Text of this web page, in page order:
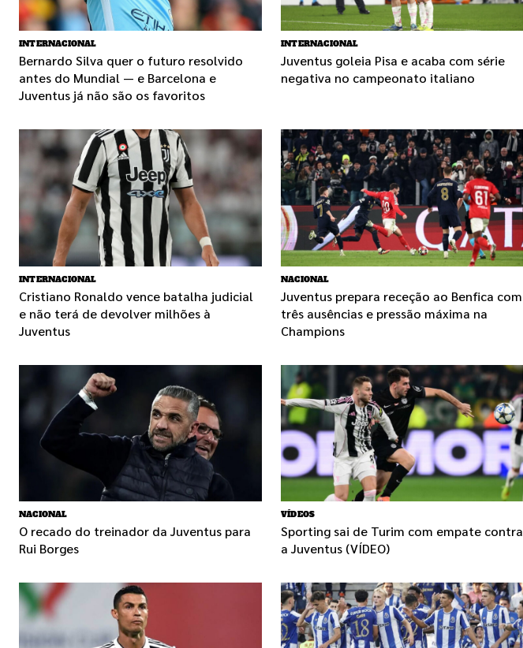
INTERNACIONAL
Bernardo Silva quer o futuro resolvido
antes do Mundial — e Barcelona e
Juventus já não são os favoritos
INTERNACIONAL
Juventus goleia Pisa e acaba com série
negativa no campeonato italiano
INTERNACIONAL
Cristiano Ronaldo vence batalha judicial
e não terá de devolver milhões à
Juventus
NACIONAL
Juventus prepara receção ao Benfica com
três ausências e pressão máxima na
Champions
NACIONAL
O recado do treinador da Juventus para
Rui Borges
VÍDEOS
Sporting sai de Turim com empate contra
a Juventus (VÍDEO)